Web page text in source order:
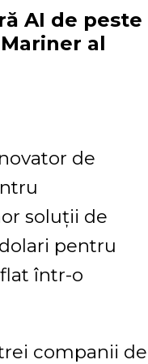
AI de peste
al
de
soluții de
pentru
într-o
companii de